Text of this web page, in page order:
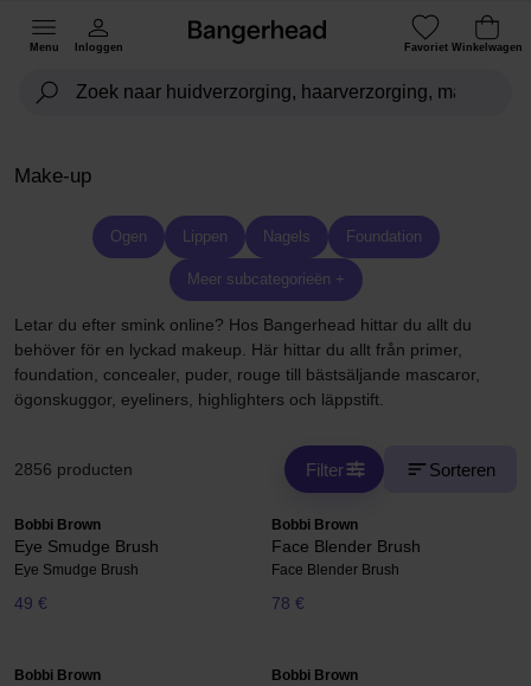
Menu Inloggen Favoriet Winkelwagen
Make-up
Ogen Lippen Nagels Foundation
Meer subcategorieën +
Letar du efter smink online? Hos Bangerhead hittar du allt du
behöver för en lyckad makeup. Här hittar du allt från primer,
foundation, concealer, puder, rouge till bästsäljande mascaror,
ögonskuggor, eyeliners, highlighters och läppstift.
2856 producten Filter Sorteren
Bobbi Brown
Eye Smudge Brush
Eye Smudge Brush
49 €
Bobbi Brown
Face Blender Brush
Face Blender Brush
78 €
Bobbi Brown Bobbi Brown